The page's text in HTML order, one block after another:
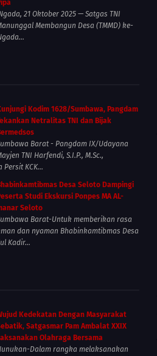
21 Oktober 2025 — Satgas TNI
Membangun Desa (TMMD) ke-
Kodim 1628/Sumbawa, Pangdam
Netralitas TNI dan Bijak
Barat - Pangdam IX/Udayana
TNI Harfendi, S.I.P., M.Sc.,
KCK...
Desa Seloto Dampingi
Studi Ekskursi Ponpes MA AL-
Seloto
Barat-Untuk memberikan rasa
dan nyaman Bhabinkamtibmas Desa
Kadir...
Kedekatan Dengan Masyarakat
Satgasmar Pam Ambalat XXIX
Olahraga Bersama
Dalam rangka melaksanakan